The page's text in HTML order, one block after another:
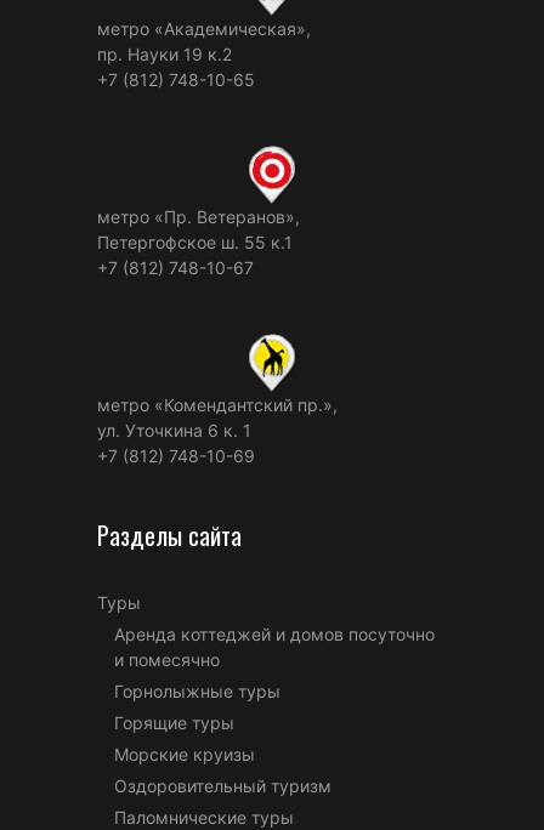
метро «Академическая»,
пр. Науки 19 к.2
+7 (812) 748-10-65
метро «Пр. Ветеранов»,
Петергофское ш. 55 к.1
+7 (812) 748-10-67
метро «Комендантский пр.»,
ул. Уточкина 6 к. 1
+7 (812) 748-10-69
Разделы сайта
Туры
Аренда коттеджей и домов посуточно
и помесячно
Горнолыжные туры
Горящие туры
Морские круизы
Оздоровительный туризм
Паломнические туры